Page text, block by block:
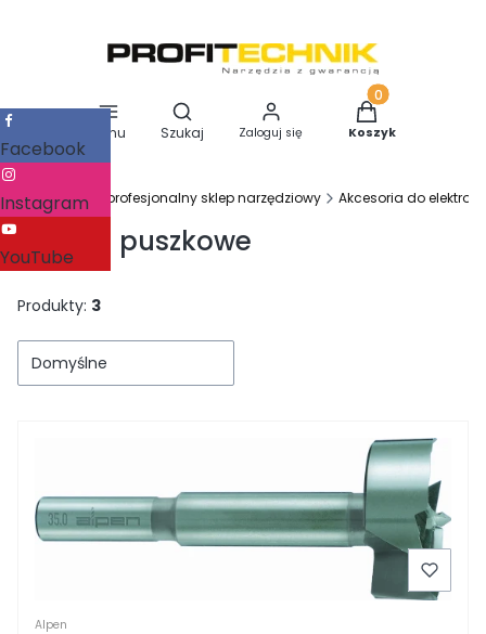
Menu
Otwórz wyszukiwarkę
Szukaj Zaloguj się
Produkty w
Koszyk
Profitechnik - profesjonalny sklep narzędziowy Akcesoria do
Wiertła puszkowe
Produkty: 3
Domyślne
Alpen
Facebook
Instagram
YouTube